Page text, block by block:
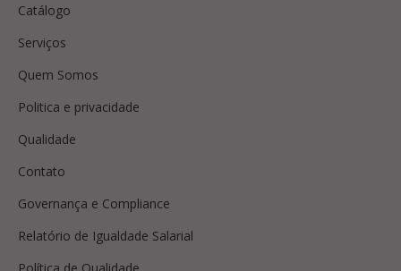
Catálogo
Serviços
Quem Somos
Politica e privacidade
Qualidade
Contato
Governança e Compliance
Relatório de Igualdade Salarial
Política de Qualidade